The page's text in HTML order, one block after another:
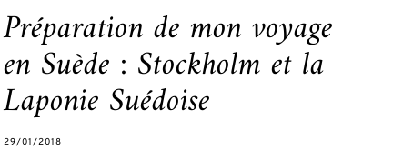
Préparation de mon voyage
en Suède : Stockholm et la
Laponie Suédoise
29/01/2018